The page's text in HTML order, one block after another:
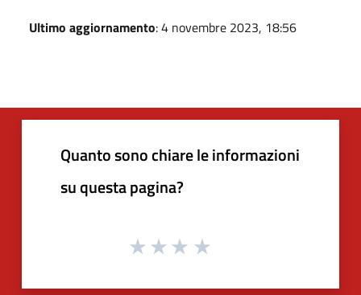
Ultimo aggiornamento: 4 novembre 2023, 18:56
Quanto sono chiare le informazioni
su questa pagina?